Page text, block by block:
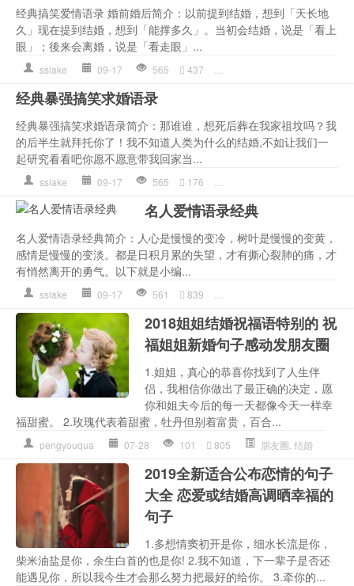
经典搞笑爱情语录 婚前婚后简介：以前提到结婚，想到「天长地
久」现在提到结婚，想到「能撑多久」。当初会结婚，说是「看上
眼」；後来会离婚，说是「看走眼」...
sslake 09-17 565 437
经典暴强搞笑求婚语录
经典暴强搞笑求婚语录简介：那谁谁，想死后葬在我家祖坟吗？我
的后半生就拜托你了！我不知道人类为什么的结婚,不如让我们一
起研究看看吧你愿不愿意带我回家当...
sslake 09-17 565 176
名人爱情语录经典
名人爱情语录经典简介：人心是慢慢的变冷，树叶是慢慢的变黄，
感情是慢慢的变淡。都是日积月累的失望，才有撕心裂肺的痛，才
有悄然离开的勇气。以下就是小编...
sslake 09-17 561 839
2018姐姐结婚祝福语特别的 祝
福姐姐新婚句子感动发朋友圈
1.姐姐，真心的恭喜你找到了人生伴
侣，我相信你做出了最正确的决定，愿
你和姐夫今后的每一天都像今天一样幸
福甜蜜。 2.玫瑰代表着甜蜜，牡丹但别着富贵，百合...
pengyouqua 07-28 101 805 朋友圈 结婚
2019全新适合公布恋情的句子
大全 恋爱或结婚高调晒幸福的
句子
1.多想情窦初开是你，细水长流是你，
柴米油盐是你，余生白首的也是你! 2.我不知道，下一辈子是否还
能遇见你，所以我今生才会那么努力把最好的给你。 3.牵你的...